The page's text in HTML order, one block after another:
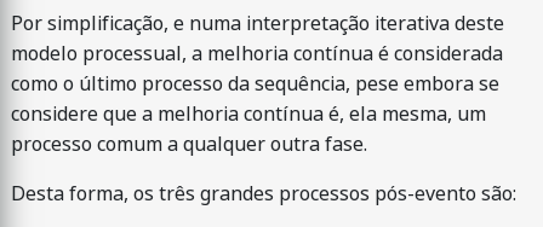
Por simplificação, e numa interpretação iterativa deste
modelo processual, a melhoria contínua é considerada
como o último processo da sequência, pese embora se
considere que a melhoria contínua é, ela mesma, um
processo comum a qualquer outra fase.
Desta forma, os três grandes processos pós-evento são: